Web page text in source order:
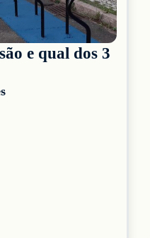
e qual dos 3